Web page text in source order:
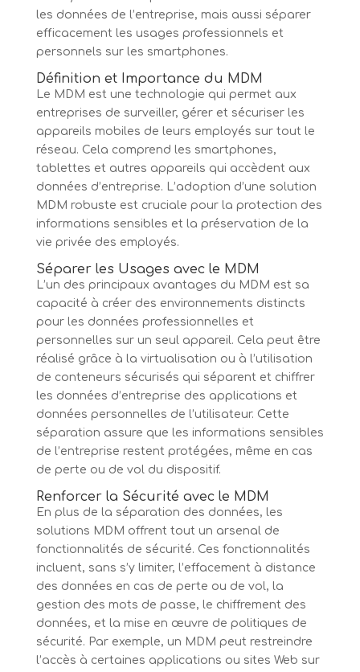
les données de l’entreprise, mais aussi séparer
efficacement les usages professionnels et
personnels sur les smartphones.
Définition et Importance du MDM
Le MDM est une technologie qui permet aux
entreprises de surveiller, gérer et sécuriser les
appareils mobiles de leurs employés sur tout le
réseau. Cela comprend les smartphones,
tablettes et autres appareils qui accèdent aux
données d’entreprise. L’adoption d’une solution
MDM robuste est cruciale pour la protection des
informations sensibles et la préservation de la
vie privée des employés.
Séparer les Usages avec le MDM
L’un des principaux avantages du MDM est sa
capacité à créer des environnements distincts
pour les données professionnelles et
personnelles sur un seul appareil. Cela peut être
réalisé grâce à la virtualisation ou à l’utilisation
de conteneurs sécurisés qui séparent et chiffrer
les données d’entreprise des applications et
données personnelles de l’utilisateur. Cette
séparation assure que les informations sensibles
de l’entreprise restent protégées, même en cas
de perte ou de vol du dispositif.
Renforcer la Sécurité avec le MDM
En plus de la séparation des données, les
solutions MDM offrent tout un arsenal de
fonctionnalités de sécurité. Ces fonctionnalités
incluent, sans s’y limiter, l’effacement à distance
des données en cas de perte ou de vol, la
gestion des mots de passe, le chiffrement des
données, et la mise en œuvre de politiques de
sécurité. Par exemple, un MDM peut restreindre
l’accès à certaines applications ou sites Web sur